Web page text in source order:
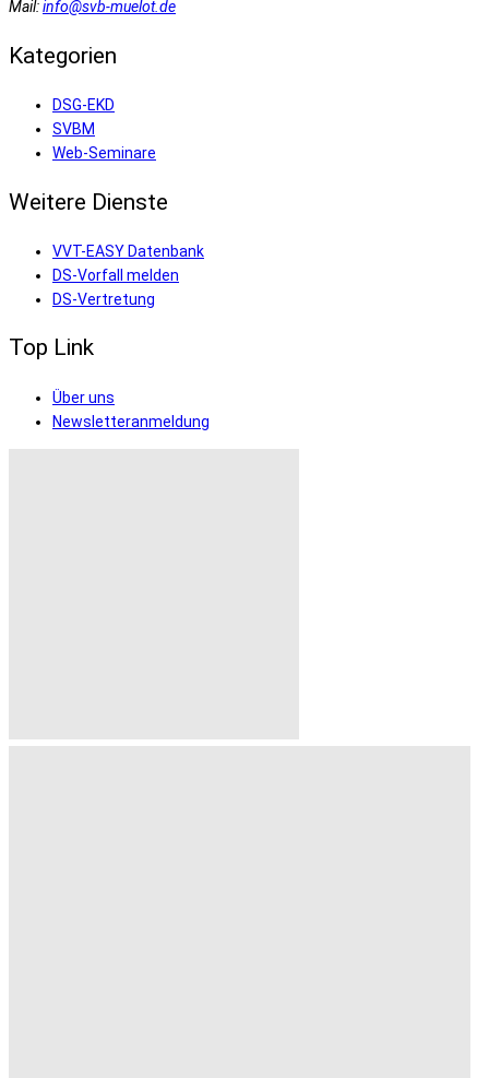
Mail:info@svb-muelot.de
Kategorien
DSG-EKD
SVBM
Web-Seminare
Weitere Dienste
VVT-EASY Datenbank
DS-Vorfall melden
DS-Vertretung
Top Link
Über uns
Newsletteranmeldung